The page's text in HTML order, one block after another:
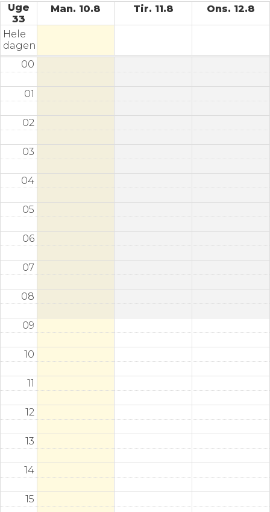
Uge
33
Man. 10.8 Tir. 11.8 Ons. 12.8
Hele
dagen
00
01
02
03
04
05
06
07
08
09
10
11
12
13
14
15